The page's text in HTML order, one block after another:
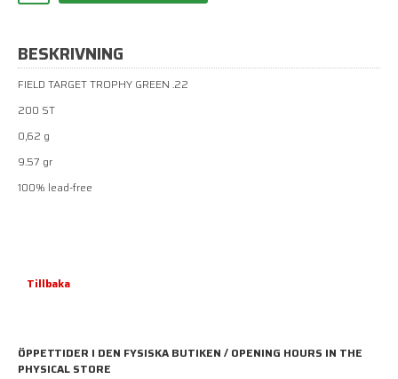
BESKRIVNING
FIELD TARGET TROPHY GREEN .22
200 ST
0,62 g
9.57 gr
100% lead-free
Tillbaka
ÖPPETTIDER I DEN FYSISKA BUTIKEN / OPENING HOURS IN THE
PHYSICAL STORE